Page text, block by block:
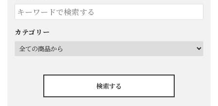
カテゴリー
検索する